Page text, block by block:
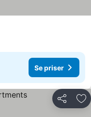
Se priser
Dela